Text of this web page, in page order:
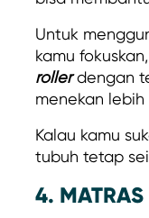
Untuk
kamu
rollerdengan
menekan
Kalau kamu
tubuh tetap
4.